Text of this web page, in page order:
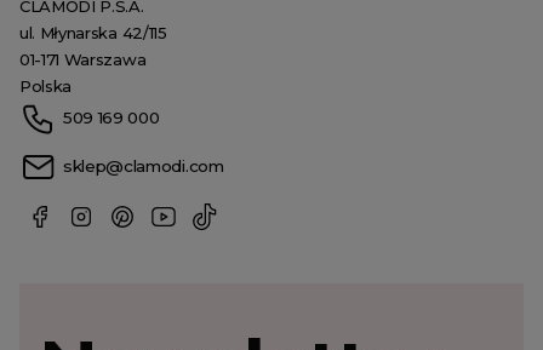
CLAMODI P.S.A.
ul. Młynarska 42/115
01-171 Warszawa
Polska
509 169 000
sklep@clamodi.com